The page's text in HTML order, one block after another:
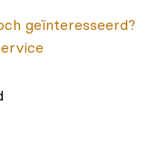
geïnteresseerd?